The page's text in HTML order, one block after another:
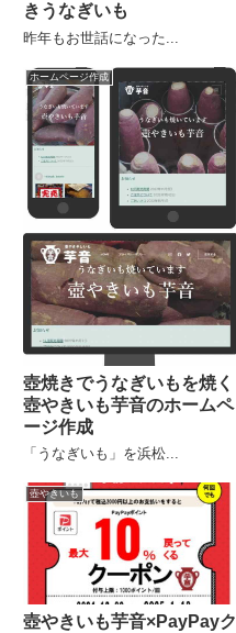
きうなぎいも
昨年もお世話になった...
ホームページ作成
壺焼きでうなぎいもを焼く
壺やきいも芋音のホームペ
ージ作成
「うなぎいも」を浜松...
壺やきいも
壺やきいも芋音×PayPayク